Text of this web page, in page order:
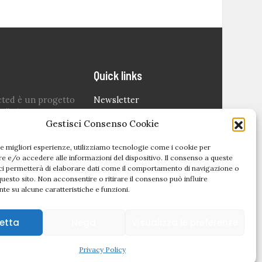
Gestisci Consenso Cookie
migliori esperienze, utilizziamo tecnologie come i cookie per
e/o accedere alle informazioni del dispositivo. Il consenso a queste
permetterà di elaborare dati come il comportamento di navigazione o
sito. Non acconsentire o ritirare il consenso può influire
su alcune caratteristiche e funzioni.
Privacy Policy
è un progetto
per dare
dei i più colpiti in
difficile.
daSara
Quick links
Newsletter
Politica editoriale
Cookie Policy (UE)